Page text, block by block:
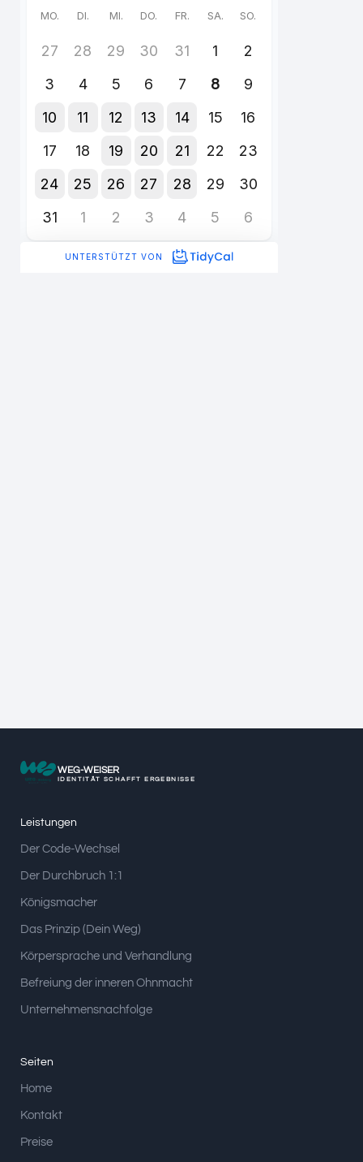
WEG-WEISER
IDENTITÄT SCHAFFT ERGEBNISSE
Leistungen
Der Code-Wechsel
Der Durchbruch 1:1
Königsmacher
Das Prinzip (Dein Weg)
Körpersprache und Verhandlung
Befreiung der inneren Ohnmacht
Unternehmensnachfolge
Seiten
Home
Kontakt
Preise